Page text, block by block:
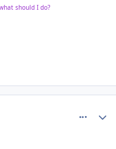
should I do?